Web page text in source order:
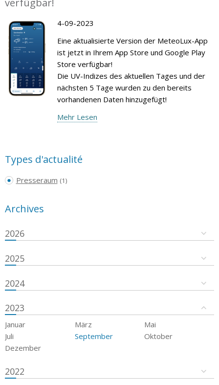
4-09-2023
Eine aktualisierte Version der MeteoLux-App
ist jetzt in Ihrem App Store und Google Play
Store verfügbar!
Die UV-Indizes des aktuellen Tages und der
nächsten 5 Tage wurden zu den bereits
vorhandenen Daten hinzugefügt!
Mehr Lesen
Types d'actualité
Presseraum (1)
Archives
2026
2025
2024
2023
Januar März
Mai
Juli
September
Oktober
Dezember
2022